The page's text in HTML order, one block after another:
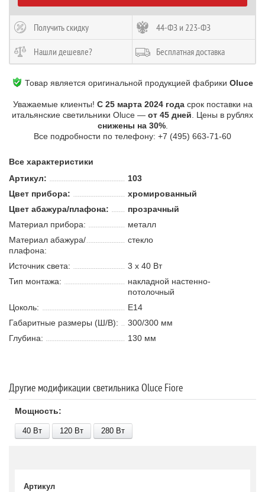
Получить скидку 44-ФЗ и 223-ФЗ
Нашли дешевле? Бесплатная доставка
Товар является оригинальной продукцией фабрики Oluce
Уважаемые клиенты! С 25 марта 2024 годасрок поставки на
итальянские светильники Oluce — от 45 дней . Цены в рублях
снижены на 30%.
Все подробности по телефону: +7 (495) 663-71-60
Все характеристики
Артикул:
103
Цвет прибора:
хромированный
Цвет абажура/плафона:
прозрачный
Материал прибора:
металл
Материал абажура/
плафона:
стекло
Источник света: 3 х 40 Вт
Тип монтажа:
накладной настенно-
потолочный
Цоколь:
E14
Габаритные размеры (Ш/В):
300/300 мм
Глубина:
130 мм
Другие модификации светильника Oluce Fiore
Мощность:
40 Вт 120 Вт 280 Вт
Артикул